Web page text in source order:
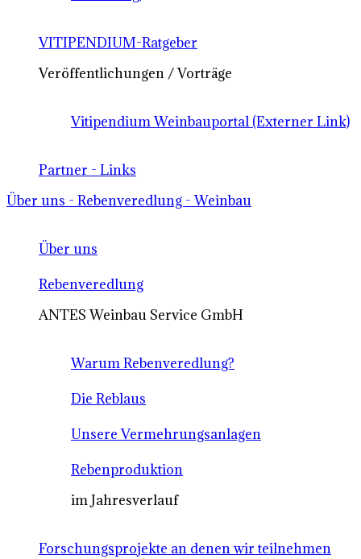
VITIPENDIUM-Ratgeber
Veröffentlichungen / Vorträge
Vitipendium Weinbauportal (Externer Link)
Partner - Links
Über uns - Rebenveredlung - Weinbau
Über uns
Rebenveredlung
ANTES Weinbau Service GmbH
Warum Rebenveredlung?
Die Reblaus
Unsere Vermehrungsanlagen
Rebenproduktion
im Jahresverlauf
Forschungsprojekte an denen wir teilnehmen